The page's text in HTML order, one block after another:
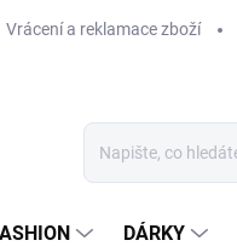
Vrácení a reklamace zboží
DÁRKY